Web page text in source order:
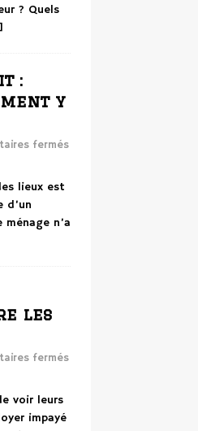
? Quels
:
y
fermés
lieux est
d’un
n’a
les
fermés
voir leurs
impayé